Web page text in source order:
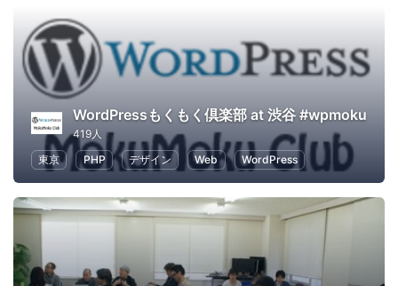
WordPressもくもく倶楽部 at 渋谷 #wpmoku
419人
東京
PHP デザイン Web WordPress